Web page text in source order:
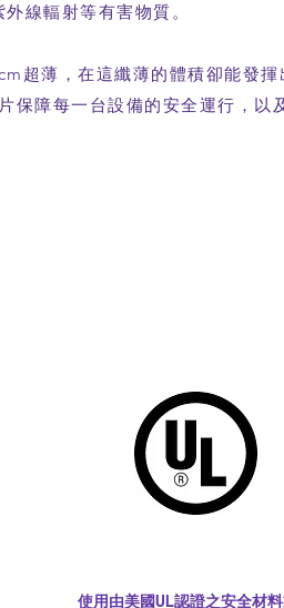
線輻射等有害物質。
超薄，在這纖薄的體積卻能發
障每一台設備的安全運行，以
使用由美國UL認證之安全材